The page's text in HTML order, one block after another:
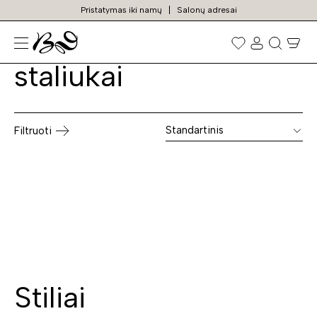
Pristatymas iki namų Salonų adresai
Prekių
paieška
Modernūs svetainės
staliukai
Filtruoti Standartinis
Stiliai